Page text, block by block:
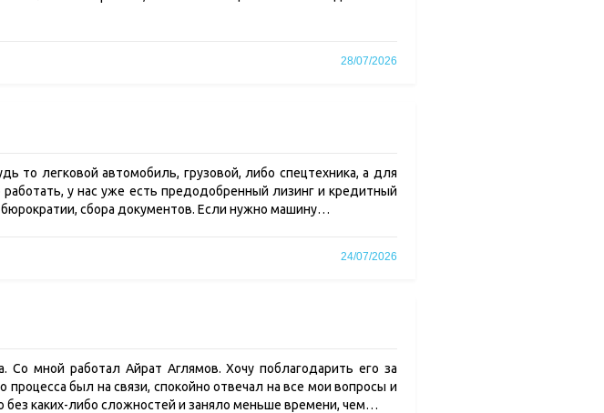
28/07/2026
то легковой автомобиль, грузовой, либо спецтехника, а для
у нас уже есть предодобренный лизинг и кредитный
сбора документов. Если нужно машину…
24/07/2026
мной работал Айрат Аглямов. Хочу поблагодарить его за
был на связи, спокойно отвечал на все мои вопросы и
каких-либо сложностей и заняло меньше времени, чем…